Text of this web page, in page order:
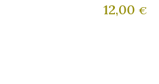
12,00 €